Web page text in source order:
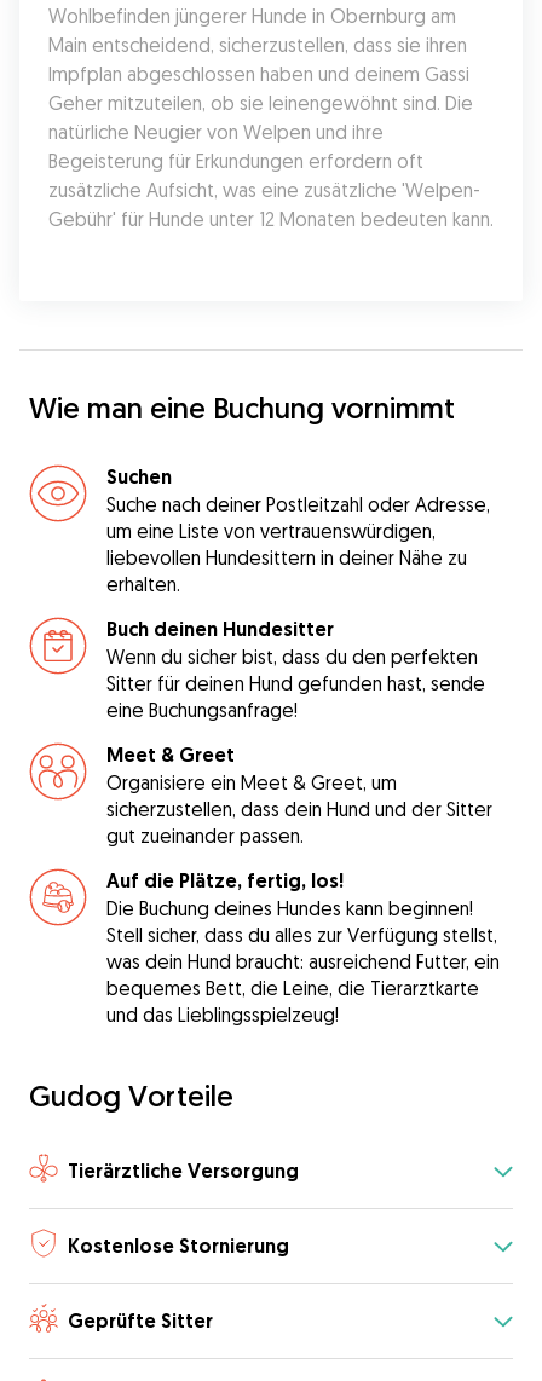
Wohlbefinden jüngerer Hunde in Obernburg am
Main entscheidend, sicherzustellen, dass sie ihren
Impfplan abgeschlossen haben und deinem Gassi
Geher mitzuteilen, ob sie leinengewöhnt sind. Die
natürliche Neugier von Welpen und ihre
Begeisterung für Erkundungen erfordern oft
zusätzliche Aufsicht, was eine zusätzliche 'Welpen-
Gebühr' für Hunde unter 12 Monaten bedeuten kann.
Wie man eine Buchung vornimmt
Suchen
Suche nach deiner Postleitzahl oder Adresse,
um eine Liste von vertrauenswürdigen,
liebevollen Hundesittern in deiner Nähe zu
erhalten.
Buch deinen Hundesitter
Wenn du sicher bist, dass du den perfekten
Sitter für deinen Hund gefunden hast, sende
eine Buchungsanfrage!
Meet & Greet
Organisiere ein Meet & Greet, um
sicherzustellen, dass dein Hund und der Sitter
gut zueinander passen.
Auf die Plätze, fertig, los!
Die Buchung deines Hundes kann beginnen!
Stell sicher, dass du alles zur Verfügung stellst,
was dein Hund braucht: ausreichend Futter, ein
bequemes Bett, die Leine, die Tierarztkarte
und das Lieblingsspielzeug!
Gudog Vorteile
Tierärztliche Versorgung
Kostenlose Stornierung
Geprüfte Sitter